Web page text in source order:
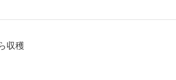
収穫